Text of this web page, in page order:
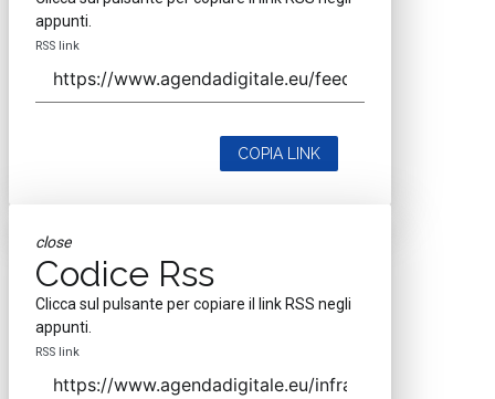
appunti.
RSS link
COPIA LINK
close
Codice Rss
Clicca sul pulsante per copiare il link RSS negli
appunti.
RSS link